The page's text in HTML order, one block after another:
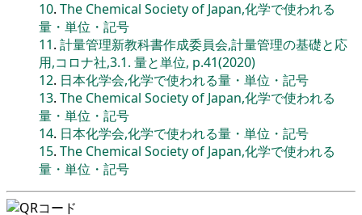
10. The Chemical Society of Japan,化学で使われる
量・単位・記号
11. 計量管理新教科書作成委員会,計量管理の基礎と応
用,コロナ社,3.1. 量と単位, p.41(2020)
12. 日本化学会,化学で使われる量・単位・記号
13. The Chemical Society of Japan,化学で使われる
量・単位・記号
14. 日本化学会,化学で使われる量・単位・記号
15. The Chemical Society of Japan,化学で使われる
量・単位・記号